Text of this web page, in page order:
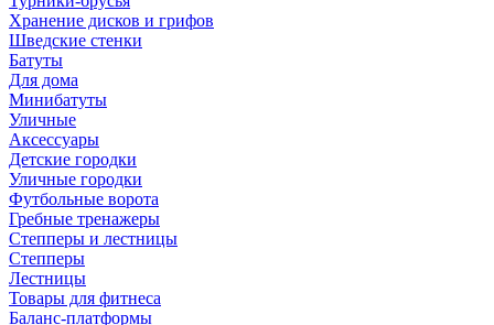
Хранение дисков и грифов
Шведские стенки
Батуты
Для дома
Минибатуты
Уличные
Аксессуары
Детские городки
Уличные городки
Футбольные ворота
Гребные тренажеры
Степперы и лестницы
Степперы
Лестницы
Товары для фитнеса
Баланс-платформы